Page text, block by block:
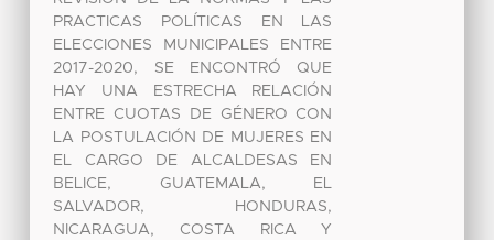
PRACTICAS POLÍTICAS EN LAS
ELECCIONES MUNICIPALES ENTRE
2017-2020, SE ENCONTRÓ QUE
HAY UNA ESTRECHA RELACIÓN
ENTRE CUOTAS DE GÉNERO CON
LA POSTULACIÓN DE MUJERES EN
EL CARGO DE ALCALDESAS EN
BELICE, GUATEMALA, EL
SALVADOR, HONDURAS,
NICARAGUA, COSTA RICA Y